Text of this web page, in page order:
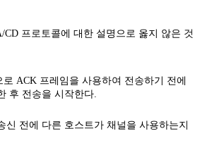
프로토콜에 대한 설명으로 옳지 않은 것
ACK 프레임을 사용하여 전송하기 전에
후 전송을 시작한다.
신 전에 다른 호스트가 채널을 사용하는지